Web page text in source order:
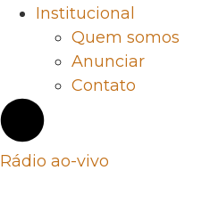
Institucional
Quem somos
Anunciar
Contato
Rádio ao-vivo